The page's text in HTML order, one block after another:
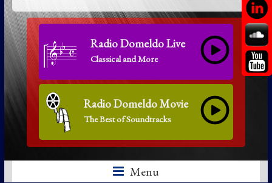
Radio Domeldo Live
Classical and More
Radio Domeldo Movie
The Best of Soundtracks
Menu